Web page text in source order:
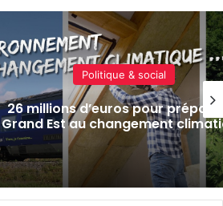
Politique & social
26 millions d’euros pour
Grand Est au changement